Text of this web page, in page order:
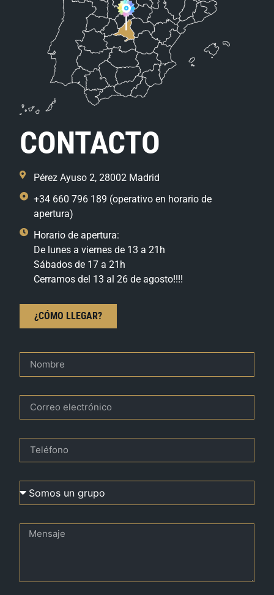
CONTACTO
Pérez Ayuso 2, 28002 Madrid
+34 660 796 189 (operativo en horario de
apertura)
Horario de apertura:
De lunes a viernes de 13 a 21h
Sábados de 17 a 21h
Cerramos del 13 al 26 de agosto!!!!
¿CÓMO LLEGAR?